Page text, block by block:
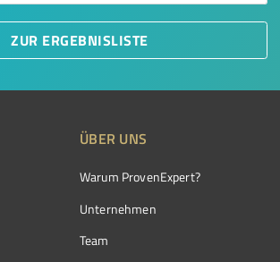
ZUR ERGEBNISLISTE
ÜBER UNS
Warum ProvenExpert?
Unternehmen
Team